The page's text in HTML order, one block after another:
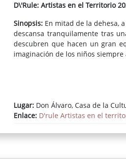
D\'Rule: Artistas en el Territorio
Sinopsis: En mitad de la dehesa,
descansa tranquilamente tras
descubren que hacen un gran
imaginación de los niños siempre
Lugar:Don Álvaro, Casa de la
Enlace: D'rule Artistas en el